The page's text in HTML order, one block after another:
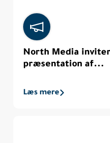
North Media
præsentation af...
Læs mere